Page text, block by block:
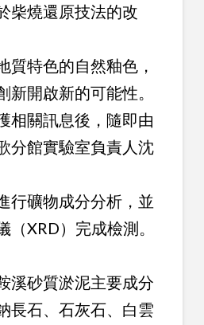
柴燒還原技法的改
質特色的自然釉色，
新開啟新的可能性。
相關訊息後，隨即由
分館實驗室負責人沈
行礦物成分分析，並
（XRD）完成檢測。
溪砂質淤泥主要成分
長石、石灰石、白雲